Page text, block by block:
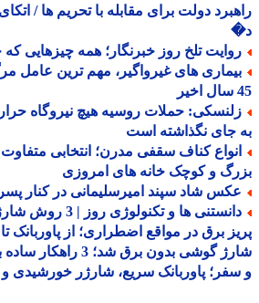
دولت برای مقابله با تحریم ها /
تلخ روز خبرنگار؛ همه چیزهایی که
های غیرواگیر، مهم ترین عامل مرگ
حملات روسیه هیچ نیروگاه حرارتی
جای نگذاشته است
کناف سقفی مدرن؛ انتخابی متفاوت
و کوچک خانه های امروزی
شاد سپند امیرسلیمانی در کنار پسرش
دانستنی ها و تکنولوژی
برق در مواقع اضطراری؛ از پاوربانک تا
شارژ گوشی بدون برق شد؛ 3
پاوربانک سریع، شارژر خورشیدی و